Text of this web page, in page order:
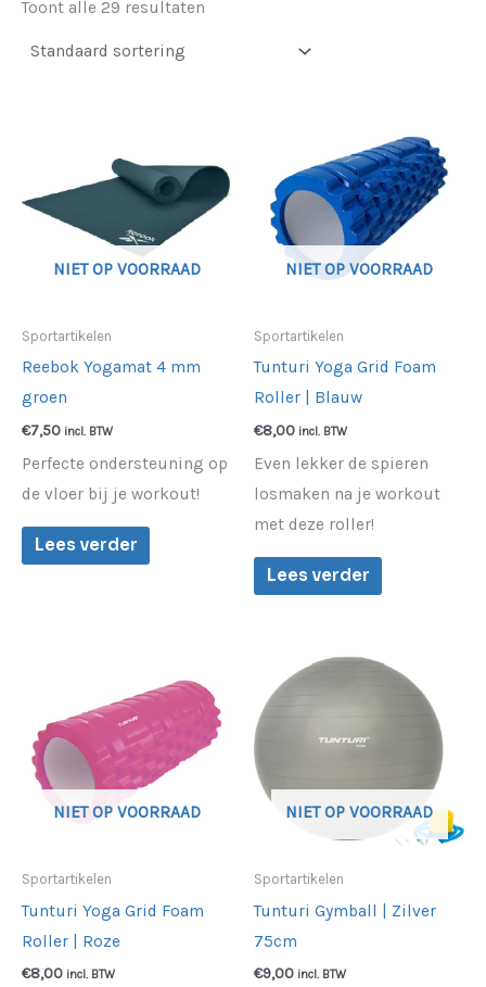
Toont alle 29 resultaten
NIET OP VOORRAAD
Sportartikelen
Reebok Yogamat 4 mm
groen
€7,50 incl. BTW
Perfecte ondersteuning op
de vloer bij je workout!
Lees verder
NIET OP VOORRAAD
Sportartikelen
Tunturi Yoga Grid Foam
Roller | Blauw
€8,00 incl. BTW
Even lekker de spieren
losmaken na je workout
met deze roller!
Lees verder
NIET OP VOORRAAD
Sportartikelen
Tunturi Yoga Grid Foam
Roller | Roze
€8,00 incl. BTW
NIET OP VOORRAAD
Sportartikelen
Tunturi Gymball | Zilver
75cm
€9,00 incl. BTW